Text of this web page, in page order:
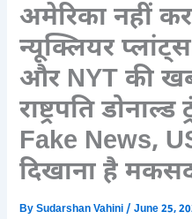
अमेरिका नहीं कर
न्यूक्लियर
और NYT की
राष्ट्रपति
Fake News,
दिखाना है
BySudarshan Vahini/June 25,